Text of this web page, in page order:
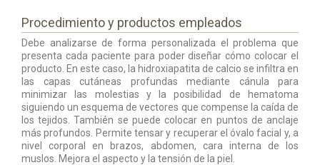
Procedimiento y productos empleados
Debe analizarse de forma personalizada el problema que
presenta cada paciente para poder diseñar cómo colocar el
producto. En este caso, la hidroxiapatita de calcio se infiltra en
las capas cutáneas profundas mediante cánula para
minimizar las molestias y la posibilidad de hematoma
siguiendo un esquema de vectores que compense la caída de
los tejidos. También se puede colocar en puntos de anclaje
más profundos. Permite tensar y recuperar el óvalo facial y, a
nivel corporal en brazos, abdomen, cara interna de los
muslos. Mejora el aspecto y la tensión de la piel.